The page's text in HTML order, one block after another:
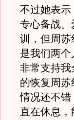
不过她表
专心备战
训，但周苏
是我们两
非常支持我
的恢复周
情况还不
直在休息